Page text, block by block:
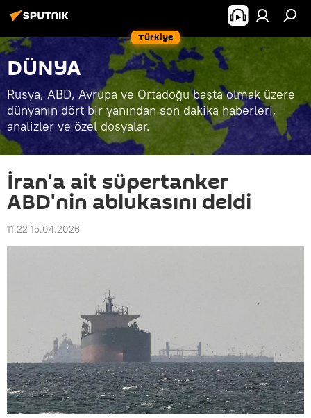
Türkiye
DÜNYA
Rusya, ABD, Avrupa ve Ortadoğu başta olmak üzere
dünyanın dört bir yanından son dakika haberleri,
analizler ve özel dosyalar.
İran'a ait süpertanker
ABD'nin ablukasını deldi
11:22 15.04.2026